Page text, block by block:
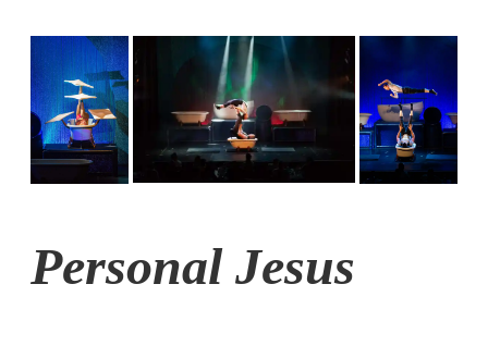
Personal Jesus